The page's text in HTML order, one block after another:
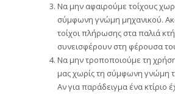
Να μην αφαιρούμε τοίχους
σύμφωνη γνώμη μηχανικού.
τοίχοι πλήρωσης στα παλιά
συνεισφέρουν στη φέρουσα
Να μην τροποποιούμε τη χρήση
μας χωρίς τη σύμφωνη γνώμη
Αν για παράδειγμα ένα κτίριο